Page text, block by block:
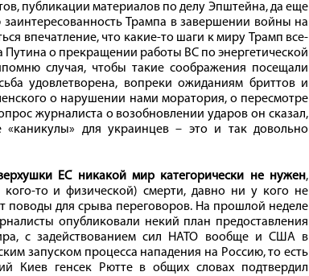
публикации материалов по делу Эпштейна, да еще
Трампа в завершении войны на
впечатление, что какие-то шаги к миру Трамп все-
о прекращении работы ВС по энергетической
случая, чтобы такие соображения посещали
удовлетворена, вопреки ожиданиям бриттов и
о нарушении нами моратория, о пересмотре
журналиста о возобновлении ударов он сказал,
для украинцев – это и так довольно
ЕС никакой мир категорически не нужен,
то и физической) смерти, давно ни у кого не
поводы для срыва переговоров. На прошлой неделе
опубликовали некий план предоставления
с задействованием сил НАТО вообще и США в
запуском процесса нападения на Россию, то есть
Киев генсек Рютте в общих словах подтвердил